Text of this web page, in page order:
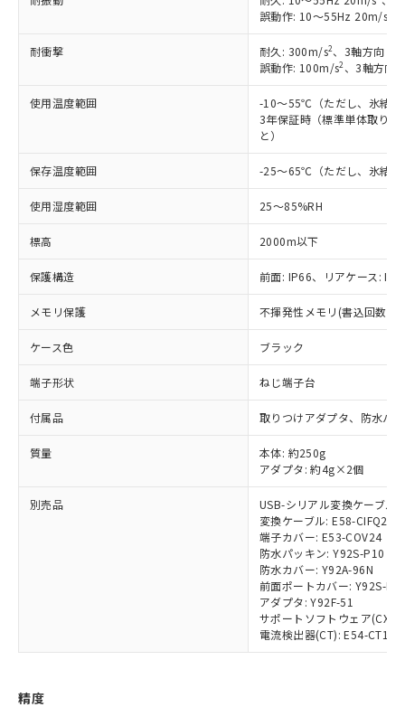
誤動作: 10～55Hz 20m/s
耐衝撃 耐久: 300m/s2、3軸方向 各
誤動作: 100m/s2 、3軸方向
使用温度範囲
-10～55℃（ただし、氷結、
3年保証時（標準単体取り
と）
保存温度範囲 -25～65℃（ただし、氷結、
使用湿度範囲 25～85%RH
標高 2000m以下
保護構造 前面: IP66、リアケース:
メモリ保護 不揮発性メモリ(書込回数:
ケース色 ブラック
端子形状 ねじ端子台
付属品 取りつけアダプタ、防水パ
質量
本体: 約250g
アダプタ: 約4g×2個
別売品
USB-シリアル変換ケーブル:
変換ケーブル: E58-CIFQ2-E
端子カバー: E53-COV24
防水パッキン: Y92S-P10
防水カバー: Y92A-96N
前面ポートカバー: Y92S-P7
アダプタ: Y92F-51
サポートソフトウェア(CX-
電流検出器(CT): E54-CT1/
精度
以下の条件をお読みいただき、同意のうえ
本サービスは、当社制御機器事業取扱
商品の当社在庫状況および標準価格
(税抜)を提供させていただくもので
本サービスの対象外となる商品もある
在庫状況および標準価格照会結果は、
記載している更新日時点での社内デー
タに基づき作成されるものであり、閲
覧された時点での実際の在庫および標
準価格とは異なる場合があることをご
正式な納期状況および標準価格はお客
様のお取引先、またはお客様担当のオ
ムロン制御機器販売店・当社販売員に
オムロン制御機器販売店や当社販売拠
」をご確認
在庫状況および標準価格結果を当社の
事前の承諾なく第三者に漏洩または開
示しないようお願いします。
マイパーツ機能（部品リスト作成サー
ビス）をご利用いただくには、I-Web
メンバーズにご登録されている必要が
あります。
対応予定：EU RoHS指令（10物質）の非含
有に対応した製品に切り替える予定のある
対応予定なし：EU RoHS指令（10物質）の
非含有に非対応の商品で、対応品を出す予
調査・確認中：EU RoHS指令（10物質）の
非含有の対応状況を調査中または確認中の
非該当品：ライセンス料など無形物で、有
害物質有無と関係のない商品です。
仕入先様の事情により、非含有部品として
いたものが、含有品と判明した場合などや
むを得ず変更することがあります。
*EU RoHS指令（10物質）：
鉛(Pb) 1000ppm以下、 水銀(Hg) 1000ppm以下、 カド
六価クロム(Cr(Ⅵ)) 1000ppm以下、ポリ臭化ビフェニル
(PBDE) 1000ppm以下、フタル酸ビス(2-エチルヘキシ
ル) (DEHP)(別名：DOP) 1000ppm以下、フタル酸ブチ
ルベンジル（BBP） 1000ppm以下、フタル酸ジブチル
（DBP） 1000ppm以下、フタル酸ジイソブチル
但し、RoHS指令で産業用監視および制御機器に対する
フタル酸エステル類の４物質については閾値を超える意
部品在庫の切り替え状況などにより、予定
※1 中国RoHS○×表
「○」：最大均質材料含有率が中国RoHSの
基準値以下であることを示します。
「×」：最大均質材料含有率が中国RoHSの
基準値を超えていることを示します。
「－」：未確認です。当社販売部門へお問
*中国RoHS10物質の基準値 (GB/T26572)：
Pb(鉛) :1000ppm、 Hg(水銀) : 1000ppm、 Cd(カドミウ
ニル類) : 1000ppm、 PBDEs(ポリ臭化ジフェニルエーテ
DBP(フタル酸ジブチル) : 1000ppm、 DIBP(フタル酸ジ
イソブチル) : 1000ppm、 BBP(フタル酸ブチルベンジ
DEHP(フタル酸ビス(2-エチルヘキシル)) : 1000ppm
「ｅ」：有害物質（10物質）のすべてが基
準値以下であることを示します。
「10」：通常の使用状況下において有害物
質が外部に漏えいし、環境に深刻な影響を
「－」：未確認です。当社販売部門へお問
当社は、これら貴社製品のうち、外国
為替および外国貿易法に定める商品
または国外への提供する場合は、日本
国政府の輸出許可(または役務取引許
可)を取得するなどの必要な手続きを
当社は規制貨物を破棄する場合は、完
全に破砕するなど、違法に輸出されな
いよう必要な手段を講じます。
当社は貴社製品を、核兵器、ミサイ
ル、化学兵器、生物兵器またはその他
武器並びにこれらの製造装置等に一切
当社は、貴社製品を第三者に販売する
場合は、上記1、2および3の内容を当
該第三者に通知します。また当社は、
販売先および販売に係わる関係者が違
法に輸出するおそれがある場合は、取
一定数以上の在庫あり
一定数には満たないが在庫あり
在庫なし(最新の在庫状況につ
たはお客様担当のオムロン制御
機器販売店・当社販売員にご確
受注生産機種、また在庫状況の
情報を公開していない機種